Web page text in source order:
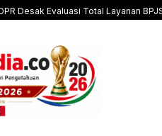
Desak Evaluasi Total Layanan